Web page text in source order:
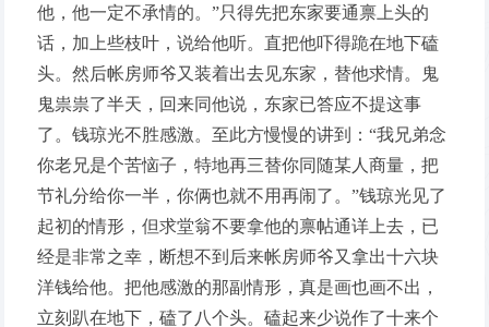
他，他一定不承情的。”只得先把东家要通禀上头的
话，加上些枝叶，说给他听。直把他吓得跪在地下磕
头。然后帐房师爷又装着出去见东家，替他求情。鬼
鬼祟祟了半天，回来同他说，东家已答应不提这事
了。钱琼光不胜感激。至此方慢慢的讲到：“我兄弟念
你老兄是个苦恼子，特地再三替你同随某人商量，把
节礼分给你一半，你俩也就不用再闹了。”钱琼光见了
起初的情形，但求堂翁不要拿他的禀帖通详上去，已
经是非常之幸，断想不到后来帐房师爷又拿出十六块
洋钱给他。把他感激的那副情形，真是画也画不出，
立刻趴在地下，磕了八个头。磕起来少说作了十来个